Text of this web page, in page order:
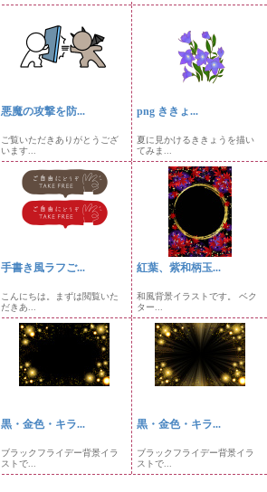
悪魔の攻撃を防...
ご覧いただきありがとうござ
います...
png ききょ...
夏に見かけるききょうを描い
てみま...
手書き風ラフご...
こんにちは。まずは閲覧いた
だきあ...
紅葉、紫和柄玉...
和風背景イラストです。 ベク
ター...
黒・金色・キラ...
ブラックフライデー背景イラ
ストで...
黒・金色・キラ...
ブラックフライデー背景イラ
ストで...